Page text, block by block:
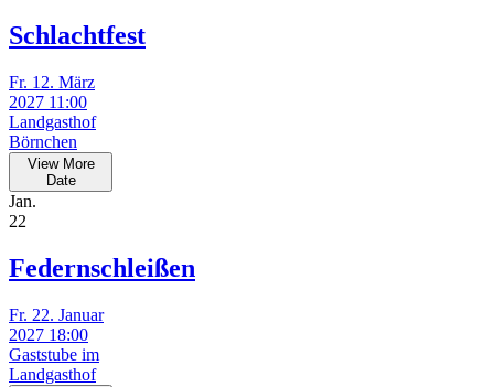
Schlachtfest
Fr. 12. März
2027 11:00
Landgasthof
Börnchen
View More
Date
Jan.
22
Federnschleißen
Fr. 22. Januar
2027 18:00
Gaststube im
Landgasthof